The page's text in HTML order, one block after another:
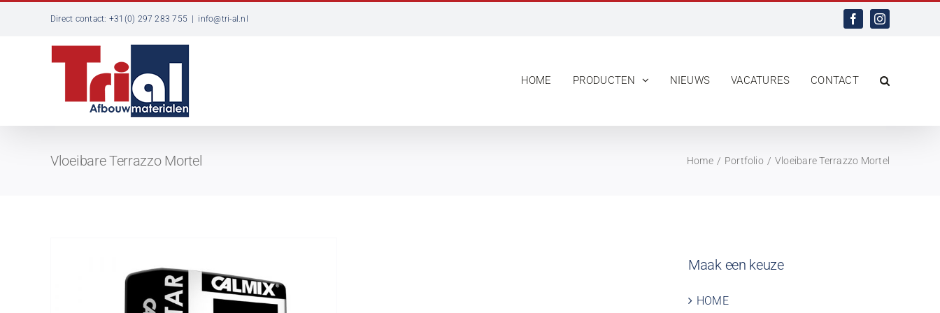
Direct contact: +31(0) 297 283 755 info@tri-al.nl FacebookInstagram
HOME PRODUCTEN NIEUWS VACATURES CONTACT
Vloeibare Terrazzo Mortel Home Portfolio Vloeibare Terrazzo Mortel
Maak een keuze
HOME